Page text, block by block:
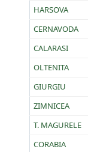
HARSOVA
CERNAVODA
CALARASI
OLTENITA
GIURGIU
ZIMNICEA
T. MAGURELE
CORABIA